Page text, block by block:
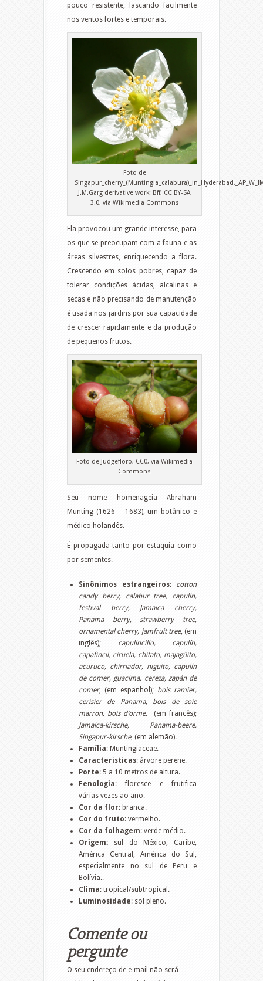
pouco resistente, lascando facilmente
nos ventos fortes e temporais.
Foto de
J.M.Garg derivative work: Bff, CC BY-SA
3.0, via Wikimedia Commons
Ela provocou um grande interesse, para
os que se preocupam com a fauna e as
áreas silvestres, enriquecendo a flora.
Crescendo em solos pobres, capaz de
tolerar condições ácidas, alcalinas e
secas e não precisando de manutenção
é usada nos jardins por sua capacidade
de crescer rapidamente e da produção
de pequenos frutos.
Foto de Judgefloro, CC0, via Wikimedia
Commons
Seu nome homenageia Abraham
Munting (1626 – 1683), um botânico e
médico holandês.
É propagada tanto por estaquia como
por sementes.
Sinônimos estrangeiros: cotton
candy berry, calabur tree, capulin,
festival berry, Jamaica cherry,
Panama berry, strawberry tree,
ornamental cherry, jamfruit tree, (em
inglês);
capulincillo, capulín,
capafincil, ciruela, chitato, majagüito,
acuruco, chirriador, nigüito, capulín
de comer, guacima, cereza, zapán de
comer, (em espanhol); bois ramier,
cerisier de Panama,
bois de soie
marron, bois d’orme,
(em francês);
Jamaica-kirsche, Panama-beere,
Singapur-kirsche, (em alemão).
Família: Muntingiaceae.
Características: árvore perene.
Porte: 5 a 10 metros de altura.
Fenologia: floresce e frutifica
várias vezes ao ano.
Cor da flor: branca.
Cor do fruto: vermelho.
Cor da folhagem: verde médio.
Origem: sul do México, Caribe,
América Central, América do Sul,
especialmente no sul de Peru e
Bolívia..
Clima: tropical/subtropical.
Luminosidade: sol pleno.
Comente ou
pergunte
O seu endereço de e-mail não será